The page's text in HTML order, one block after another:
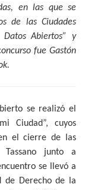
en las que se
de las Ciudades
Abiertos” y
fue Gastón
se realizó el
Ciudad”, cuyos
el cierre de las
Tassano junto a
se llevó a
de Derecho de la